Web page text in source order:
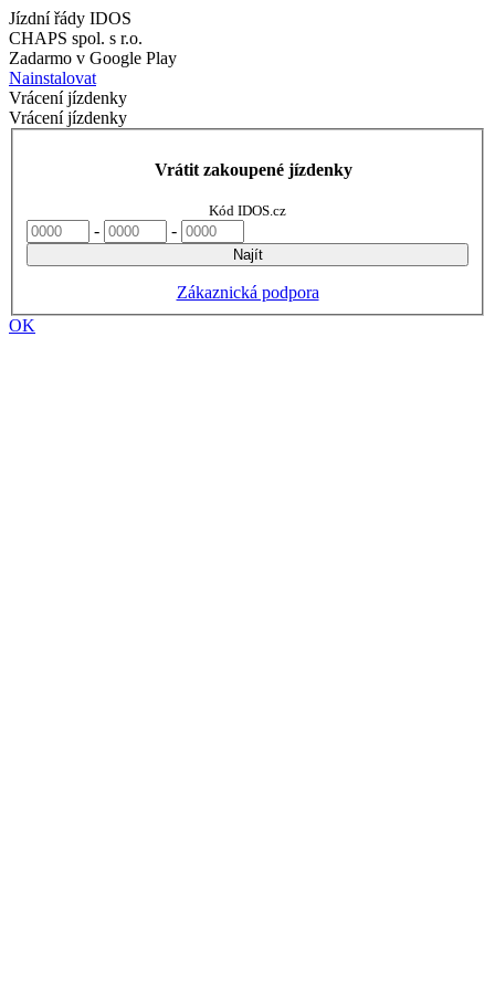
Jízdní řády IDOS
CHAPS spol. s r.o.
Zadarmo v Google Play
Nainstalovat
Vrácení jízdenky
Vrácení jízdenky
Vrátit zakoupené jízdenky
Kód IDOS.cz
- -
Najít
Zákaznická podpora
OK